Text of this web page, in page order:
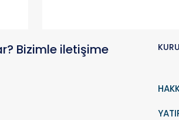
Bizimle iletişime